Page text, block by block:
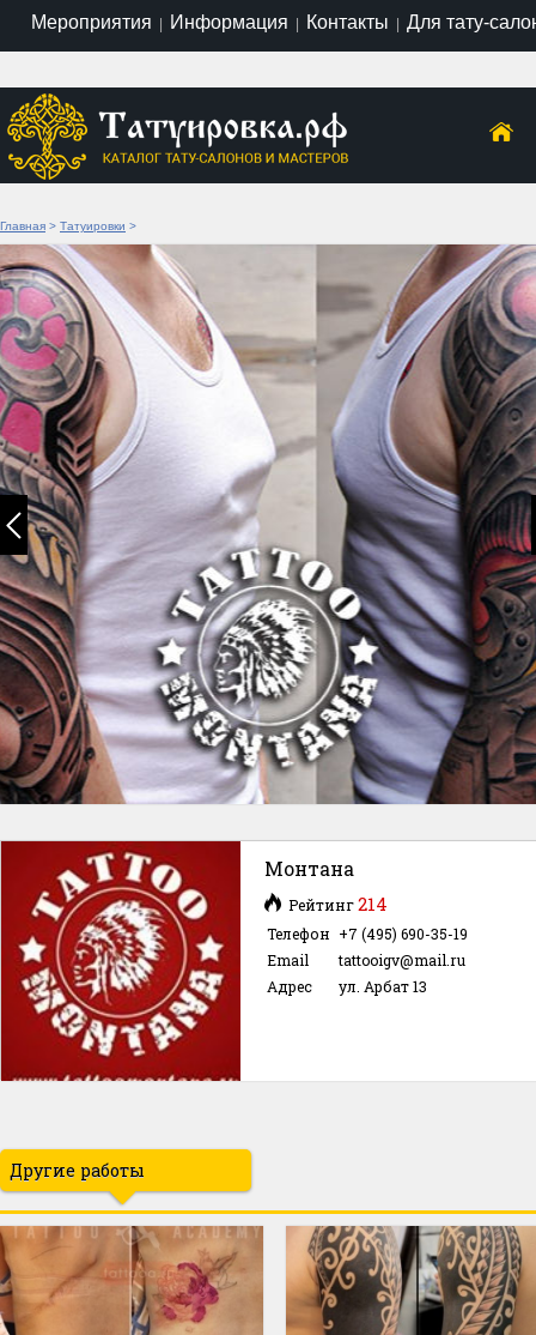
Мероприятия | Информация | Контакты | Для тату-
Главная > Татуировки >
Монтана
Рейтинг214
Телефон +7 (495) 690-35-19
Email
tattooigv@mail.ru
Адрес
ул. Арбат 13
Другие работы